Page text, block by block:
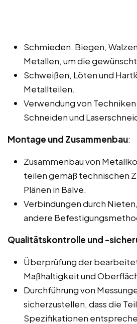
Schmieden, Biegen,
Metallen, um die
Schweißen, Löten und
Metallteilen.
Verwendung von
Schneiden und
Montage und Zusammenbau:
Zusammenbau von
teilen gemäß technischen
Plänen in Balve.
Verbindungen durch
andere
Qualitätskontrolle und -
Überprüfung der
Maßhaltigkeit und
Durchführung von
sicherzustellen, dass die
Spezifikationen